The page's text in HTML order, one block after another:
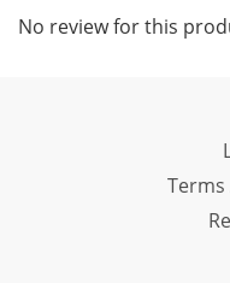
No review for this